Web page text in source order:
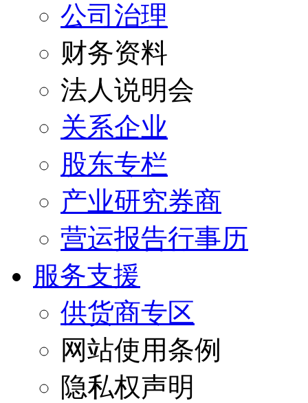
公司治理
财务资料
法人说明会
关系企业
股东专栏
产业研究券商
营运报告行事历
服务支援
供货商专区
网站使用条例
隐私权声明